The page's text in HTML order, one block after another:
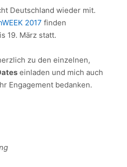
Deutschland wieder mit.
2017 finden
19. März statt.
zu den einzelnen,
einladen und mich auch
Engagement bedanken.